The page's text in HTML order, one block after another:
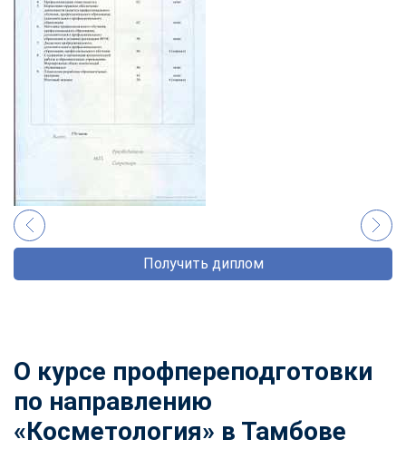
Получить диплом
О курсе профпереподготовки
по направлению
«Косметология» в Тамбове